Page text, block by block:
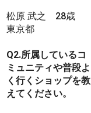
松原 武之 28歳
東京都
Q2.所属しているコ
ミュニティや普段よ
く行くショップを教
えてください。